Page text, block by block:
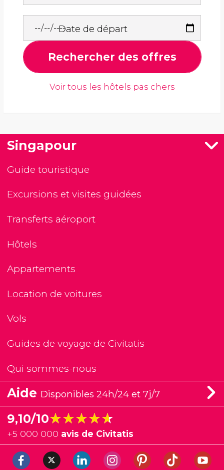
Date de départ
Rechercher des offres
Voir tous les hôtels pas chers
Singapour
Guide touristique
Excursions et visites guidées
Transferts aéroport
Hôtels
Appartements
Location de voitures
Vols
Guides de voyage de Civitatis
Qui sommes-nous
Aide Disponibles 24h/24 et 7j/7
9,10/10★★★★★
★★★★★
+5 000 000 avis de Civitatis